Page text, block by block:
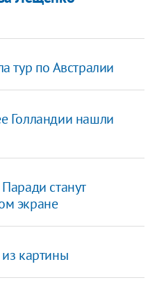
тур по Австралии
Голландии нашли
станут
экране
картины